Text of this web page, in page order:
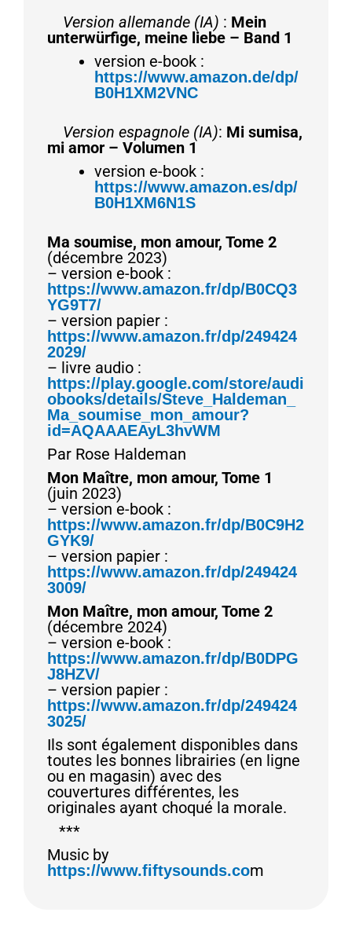
Version allemande (IA) : Mein
unterwürfige, meine liebe – Band 1
version e-book :
https://www.amazon.de/dp/
B0H1XM2VNC
Version espagnole (IA): Mi sumisa,
mi amor – Volumen 1
version e-book :
https://www.amazon.es/dp/
B0H1XM6N1S
Ma soumise, mon amour, Tome 2
(décembre 2023)
– version e-book :
https://www.amazon.fr/dp/B0CQ3
YG9T7/
– version papier :
https://www.amazon.fr/dp/249424
2029/
– livre audio :
https://play.google.com/store/audi
obooks/details/Steve_Haldeman_
Ma_soumise_mon_amour?
id=AQAAAEAyL3hvWM
Par Rose Haldeman
Mon Maître, mon amour, Tome 1
(juin 2023)
– version e-book :
https://www.amazon.fr/dp/B0C9H2
GYK9/
– version papier :
https://www.amazon.fr/dp/249424
3009/
Mon Maître, mon amour, Tome 2
(décembre 2024)
– version e-book :
https://www.amazon.fr/dp/B0DPG
J8HZV/
– version papier :
https://www.amazon.fr/dp/249424
3025/
Ils sont également disponibles dans
toutes les bonnes librairies (en ligne
ou en magasin) avec des
couvertures différentes, les
originales ayant choqué la morale.
***
Music by
https://www.fiftysounds.com